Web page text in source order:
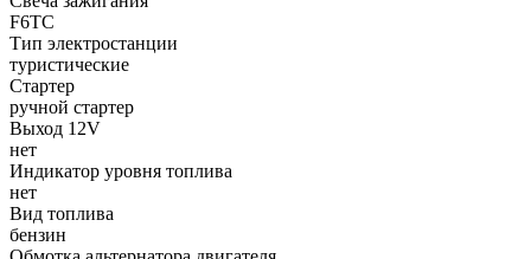
F6TC
Тип электростанции
туристические
Стартер
ручной стартер
Выход 12V
нет
Индикатор уровня топлива
нет
Вид топлива
бензин